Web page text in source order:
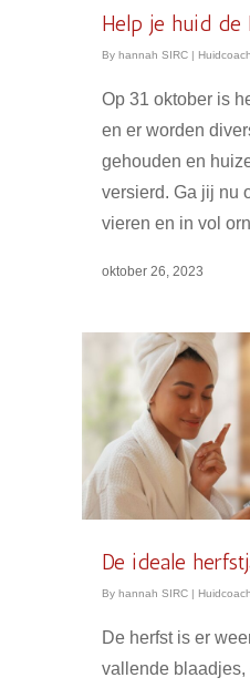
Help je huid de
By hannah SIRC |
Op 31 oktober is
en er worden
gehouden en
versierd. Ga jij nu
vieren en in vol
oktober 26, 2023
De ideale
By hannah SIRC |
De herfst is er
vallende blaadjes,